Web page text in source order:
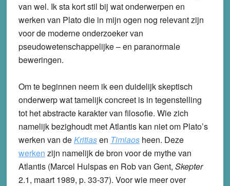
van wel. Ik sta kort stil bij wat onderwerpen en
werken van Plato die in mijn ogen nog relevant zijn
voor de moderne onderzoeker van
pseudowetenschappelijke – en paranormale
beweringen.
Om te beginnen neem ik een duidelijk skeptisch
onderwerp wat tamelijk concreet is in tegenstelling
tot het abstracte karakter van filosofie. Wie zich
namelijk bezighoudt met Atlantis kan niet om Plato’s
werken van deKritiasen Timiaos heen. Deze
werken zijn namelijk de bron voor de mythe van
Atlantis (Marcel Hulspas en Rob van Gent, Skepter
2.1, maart 1989, p. 33-37). Voor wie meer over